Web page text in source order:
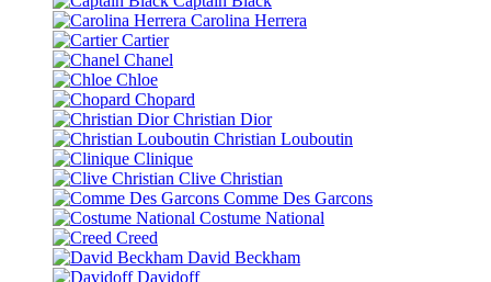
Carolina Herrera
Cartier
Chanel
Chloe
Chopard
Christian Dior
Christian Louboutin
Clinique
Clive Christian
Comme Des Garcons
Costume National
Creed
David Beckham
Davidoff